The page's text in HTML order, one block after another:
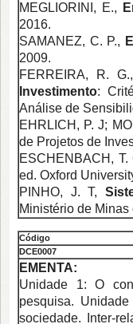
MEGLIORINI, E.,
2016.
SAMANEZ, C. P.,
2009.
FERREIRA, R.
Investimento:
Análise de
EHRLICH, P. J;
de Projetos de
ESCHENBACH, T.
ed. Oxford
PINHO, J. T,
Ministério de
Código
DCE0007
EMENTA:
Unidade 1: O
pesquisa.
sociedade. Inter-